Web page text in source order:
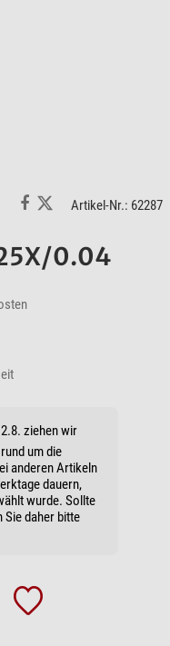
Artikel-Nr.: 62287
0.04
ziehen wir
um die
anderen Artikeln
dauern,
wurde. Sollte
Sie daher bitte